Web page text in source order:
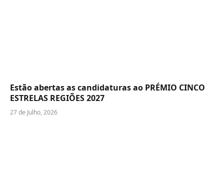
Estão abertas as candidaturas ao PRÉMIO CINCO
ESTRELAS REGIÕES 2027
27 de Julho, 2026